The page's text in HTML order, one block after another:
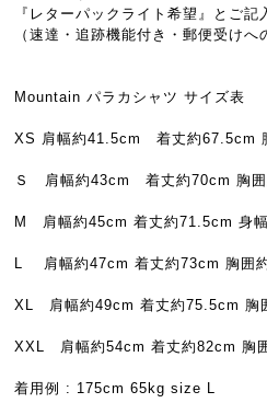
『レターパックライト希望』とご記
（速達・追跡機能付き・郵便受けへ
Mountain パラカシャツ サイズ表
XS 肩幅約41.5cm 着丈約67.5cm
Ｓ 肩幅約43cm 着丈約70cm 胸囲
M 肩幅約45cm 着丈約71.5cm 身
L 肩幅約47cm 着丈約73cm 胸囲
XL 肩幅約49cm 着丈約75.5cm 胸
XXL 肩幅約54cm 着丈約82cm 胸
着用例 : 175cm 65kg size L